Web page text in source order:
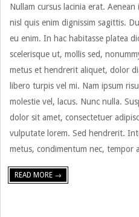
Nullam cursus lacinia erat.
nisl quis enim dignissim sagittis.
eu enim. In hac habitasse platea
scelerisque ut, mollis sed,
metus et hendrerit aliquet, dolor
libero turpis vel mi. Nam ipsum
molestie vel, lacus. Nunc nulla.
dolor sit amet, consectetuer
vulputate lorem. Sed hendrerit.
metus, condimentum nec, tempor
READ MORE →